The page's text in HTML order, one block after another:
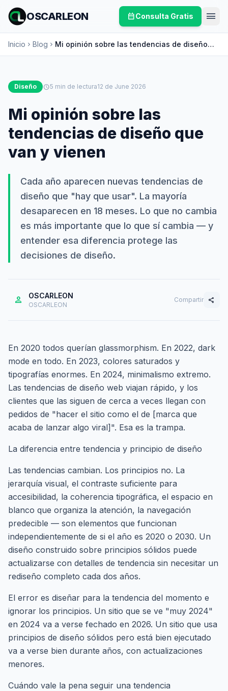
OSCARLEON calendar_monthConsulta Gratis menu
Inicio chevron_right Blog chevron_right Mi opinión sobre las tendencias de diseño
que van y vienen
Diseño schedule5 min de lectura12 de June 2026
Mi opinión sobre las
tendencias de diseño que
van y vienen
Cada año aparecen nuevas tendencias de
diseño que "hay que usar". La mayoría
desaparecen en 18 meses. Lo que no cambia
es más importante que lo que sí cambia — y
entender esa diferencia protege las
decisiones de diseño.
person OSCARLEON
OSCARLEON
Compartir share
En 2020 todos querían glassmorphism. En 2022, dark
mode en todo. En 2023, colores saturados y
tipografías enormes. En 2024, minimalismo extremo.
Las tendencias de diseño web viajan rápido, y los
clientes que las siguen de cerca a veces llegan con
pedidos de "hacer el sitio como el de [marca que
acaba de lanzar algo viral]". Esa es la trampa.
La diferencia entre tendencia y principio de diseño
Las tendencias cambian. Los principios no. La
jerarquía visual, el contraste suficiente para
accesibilidad, la coherencia tipográfica, el espacio en
blanco que organiza la atención, la navegación
predecible — son elementos que funcionan
independientemente de si el año es 2020 o 2030. Un
diseño construido sobre principios sólidos puede
actualizarse con detalles de tendencia sin necesitar un
rediseño completo cada dos años.
El error es diseñar para la tendencia del momento e
ignorar los principios. Un sitio que se ve "muy 2024"
en 2024 va a verse fechado en 2026. Un sitio que usa
principios de diseño sólidos pero está bien ejecutado
va a verse bien durante años, con actualizaciones
menores.
Cuándo vale la pena seguir una tendencia